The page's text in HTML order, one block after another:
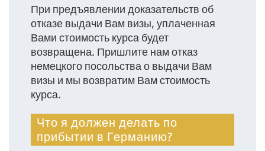
При предъявлении доказательств об
отказе выдачи Вам визы, уплаченная
Вами стоимость курса будет
возвращена. Пришлите нам отказ
немецкого посольства о выдачи Вам
визы и мы возвратим Вам стоимость
курса.
Что я должен делать по
прибытии в Германию?